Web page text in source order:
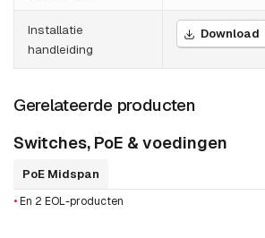
Installatie
handleiding
Download
Gerelateerde producten
Switches, PoE & voedingen
PoE Midspan
• En 2 EOL-producten